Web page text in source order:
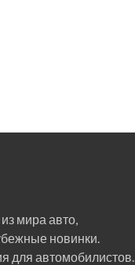
мира авто,
новинки.
для автомобилистов.